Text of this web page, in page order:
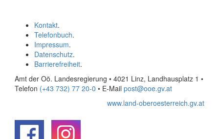
Kontakt.
Telefonbuch.
Impressum.
Datenschutz.
Barrierefreiheit.
Amt der Oö. Landesregierung • 4021 Linz, Landhausplatz 1 •
Telefon (+43 732) 77 20-0 • E-Mail post@ooe.gv.at
www.land-oberoesterreich.gv.at